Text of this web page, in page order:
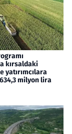
kırsaldaki
milyon lira